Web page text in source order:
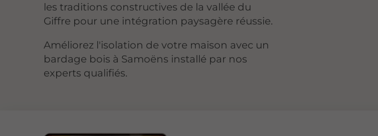
les traditions constructives de la vallée du
Giffre pour une intégration paysagère réussie.
Améliorez l'isolation de votre maison avec un
bardage bois à Samoëns installé par nos
experts qualifiés.